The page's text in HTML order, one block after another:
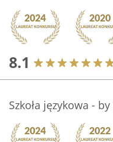
8.1
Szkoła językowa -